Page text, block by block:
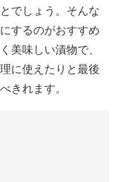
でしょう。そんな
するのがおすすめ
美味しい漬物で、
に使えたりと最後
きれます。